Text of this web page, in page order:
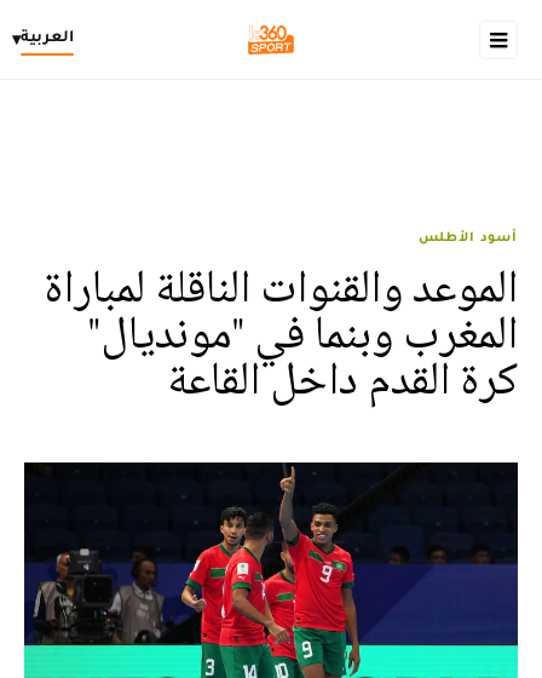
العربية▾
أسود الأطلس
الموعد والقنوات الناقلة لمباراة
المغرب وبنما في "مونديال"
كرة القدم داخل القاعة